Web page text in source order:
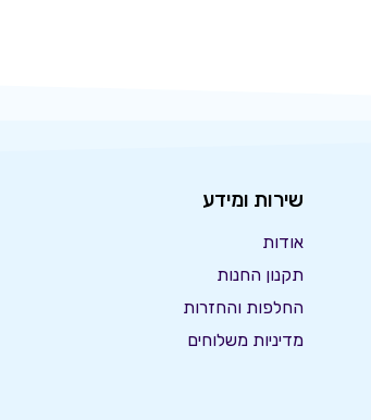
שירות ומידע
אודות
תקנון החנות
החלפות והחזרות
מדיניות משלוחים